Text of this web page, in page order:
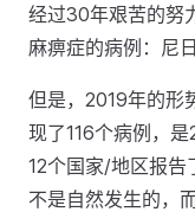
经过30年艰苦的努
麻痹症的病例：尼
但是，2019年的形
现了116个病例，
12个国家/地区报告
不是自然发生的，